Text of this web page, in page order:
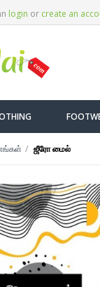
login or create an
ஜீரோ மைல்